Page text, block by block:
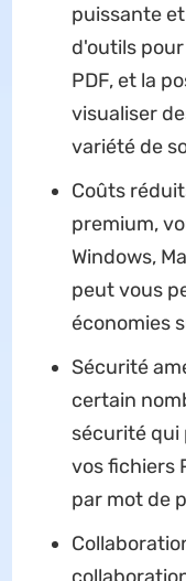
puissante
d'outils
PDF, et la
visualiser
variété de
Coûts
premium,
Windows,
peut vous
économies
Sécurité
certain
sécurité qui
vos fichiers
par mot de